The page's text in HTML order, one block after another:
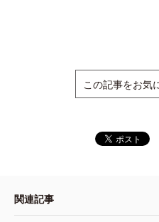
この記事をお気
関連記事